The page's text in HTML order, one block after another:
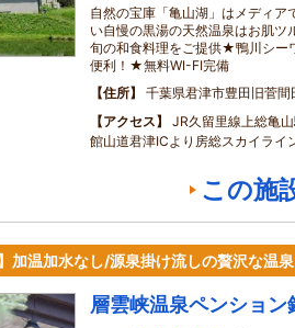
自然の宝庫「亀山湖」はメディ
い自慢の黒湯の天然温泉はお肌
旬の和食料理をご提供★鴨川シー
便利！★無料WI-FI完備
住所
千葉県君津市豊田旧菅間
アクセス
JR久留里線上総亀
館山道君津ICより房総スカイライ
この施
加温加水なし/源泉掛け流しの贅沢な温泉
層雲峡温泉ペンション